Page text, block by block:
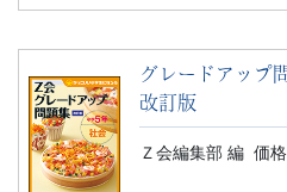
グレードアッ
改訂版
Ｚ会編集部 編 価格